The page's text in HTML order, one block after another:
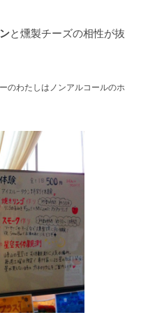
と燻製チーズの相性が抜
ーのわたしはノンアルコールのホ